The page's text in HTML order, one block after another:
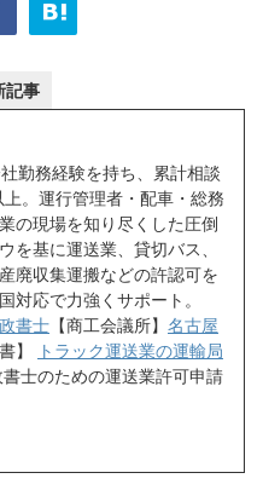
記事
勤務経験を持ち、累計相談
。運行管理者・配車・総務
の現場を知り尽くした圧倒
を基に運送業、貸切バス、
廃収集運搬などの許認可を
対応で力強くサポート。
書士 【商工会議所】 名古屋
】
トラック運送業の運輸局
士のための運送業許可申請